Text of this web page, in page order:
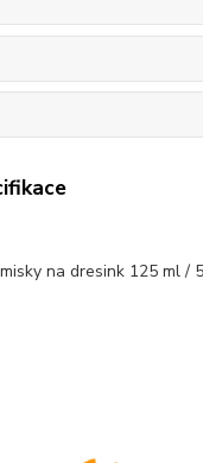
na dresink 125 ml /